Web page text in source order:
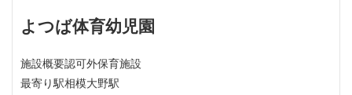
よつば体育幼児園
施設概要認可外保育施設
最寄り駅相模大野駅